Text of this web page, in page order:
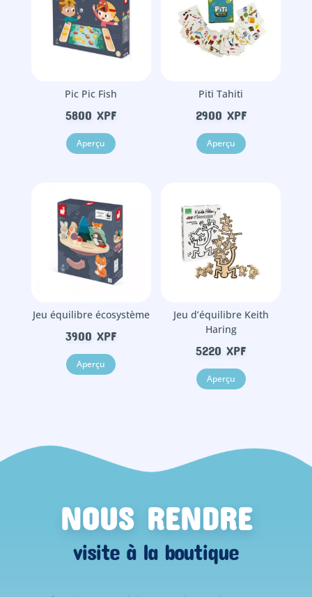
Pic Pic Fish
5800XPF
Aperçu
Piti Tahiti
2900 XPF
Aperçu
Jeu équilibre écosystème
3900XPF
Aperçu
Jeu d’équilibre Keith
Haring
5220XPF
Aperçu
NOUS RENDRE
visite à la boutique